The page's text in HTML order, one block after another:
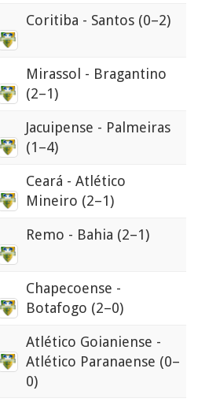
Coritiba - Santos (0–2)
Mirassol - Bragantino
(2–1)
Jacuipense - Palmeiras
(1–4)
Ceará - Atlético
Mineiro (2–1)
Remo - Bahia (2–1)
Chapecoense -
Botafogo (2–0)
Atlético Goianiense -
Atlético Paranaense (0–
0)